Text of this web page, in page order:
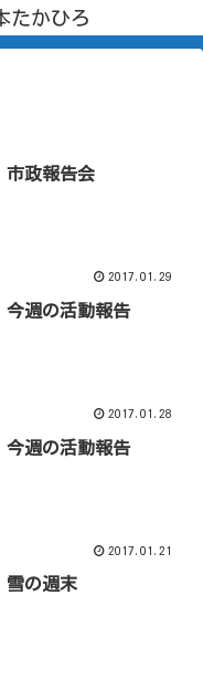
たかひろ
市政報告会
2017.01.29
今週の活動報告
2017.01.28
今週の活動報告
2017.01.21
雪の週末